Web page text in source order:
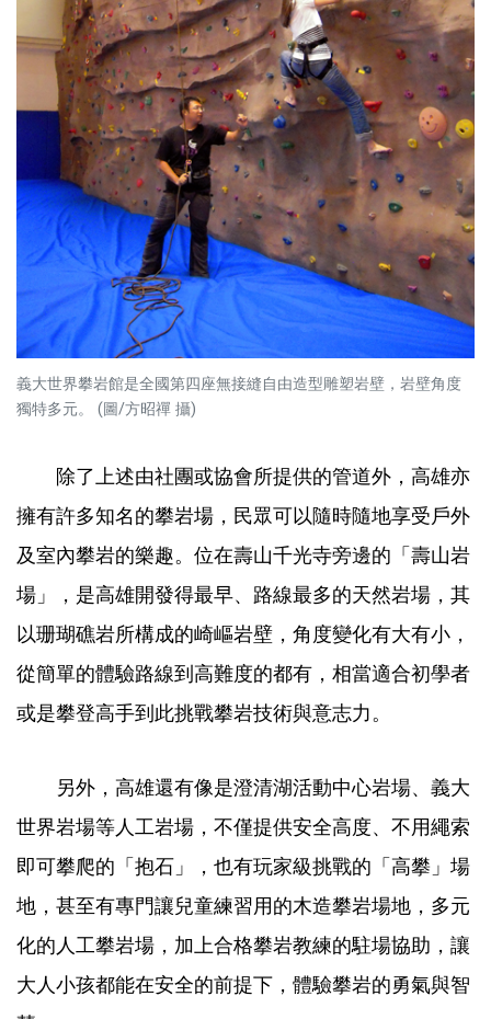
義大世界攀岩館是全國第四座無接縫自由造型雕塑岩壁，岩壁角度
獨特多元。 (圖/方昭禪 攝)
除了上述由社團或協會所提供的管道外，高雄亦
擁有許多知名的攀岩場，民眾可以隨時隨地享受戶外
及室內攀岩的樂趣。位在壽山千光寺旁邊的「壽山岩
場」，是高雄開發得最早、路線最多的天然岩場，其
以珊瑚礁岩所構成的崎嶇岩壁，角度變化有大有小，
從簡單的體驗路線到高難度的都有，相當適合初學者
或是攀登高手到此挑戰攀岩技術與意志力。
另外，高雄還有像是澄清湖活動中心岩場、義大
世界岩場等人工岩場，不僅提供安全高度、不用繩索
即可攀爬的「抱石」，也有玩家級挑戰的「高攀」場
地，甚至有專門讓兒童練習用的木造攀岩場地，多元
化的人工攀岩場，加上合格攀岩教練的駐場協助，讓
大人小孩都能在安全的前提下，體驗攀岩的勇氣與智